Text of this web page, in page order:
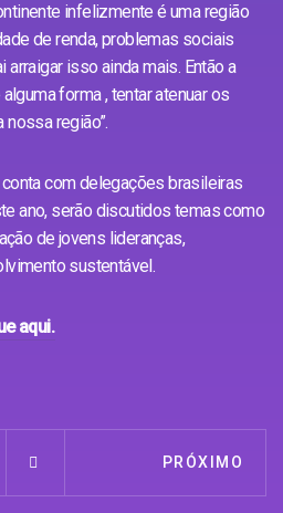
infelizmente é uma região
de renda, problemas sociais
arraigar isso ainda mais. Então a
forma , tentar atenuar os
região”.
com delegações brasileiras
ano, serão discutidos temas como
de jovens lideranças,
sustentável.
aqui.
PRÓXIMO